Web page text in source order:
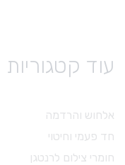
עוד קטגוריות
אלחוש והרדמה
חד פעמי וחיטוי
חומרי צילום לרנטגן